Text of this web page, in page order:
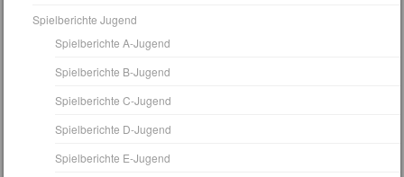
Spielberichte Jugend
Spielberichte A-Jugend
Spielberichte B-Jugend
Spielberichte C-Jugend
Spielberichte D-Jugend
Spielberichte E-Jugend